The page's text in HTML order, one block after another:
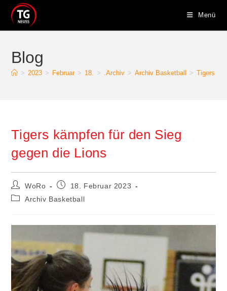
Inhalt
springen
Menü
Blog
> 2023 > Februar > 18. > .Archiv > Archiv Basketball > Tigers
Tigers kämpfen für den Sieg
gegen die Lions
Beitrags-
Autor:
WoRo
Beitrag18. Februar 2023
Beitrags-
Archiv Basketball